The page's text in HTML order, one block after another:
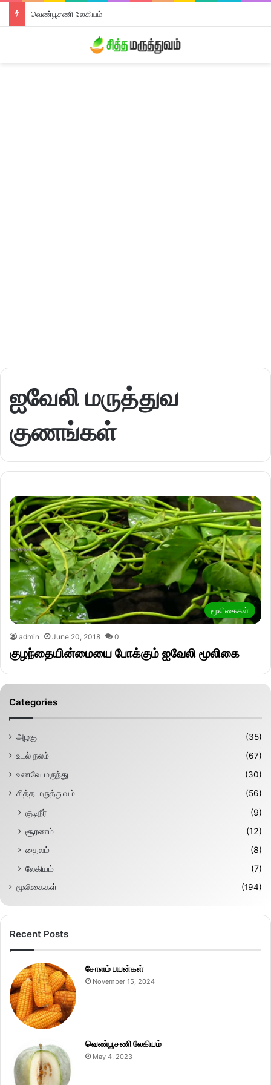
திரிபலா லேகியம்
ஐவேலி மருத்துவ
குணங்கள்
மூலிகைகள்
admin June 20, 2018 0
குழந்தையின்மையை போக்கும் ஐவேலி மூலிகை
Categories
அழகு
(35)
உடல் நலம்
(67)
உணவே மருந்து
(30)
சித்த மருத்துவம்
(56)
குடிநீர்
(9)
சூரணம்
(12)
தைலம்
(8)
லேகியம்
(7)
மூலிகைகள் (194)
Recent Posts
சோளம் பயன்கள்
November 15, 2024
வெண்பூசணி லேகியம்
May 4, 2023